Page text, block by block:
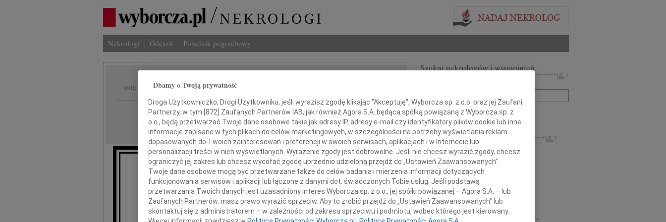
Nekrologi Odeszli Poradnik pogrzebowy
IMIĘ I NAZWISKO: Zdzisław Sznycer
REGION: Gdańsk
DATA EMISJI: 05.01.2012
Z głębokim żalem i poczuciem wielkiej straty
żegnamy naszego Przyjaciela
Szukaj nekrologów i wspomnień
+ szukanie zaawansowane
INNE NEKROLOGI
06.08.2026 Gdańsk
Drogi Piotrze Koleżanki i Koledzy z firmy...
05.08.2026
Nasze Koleżance Renacie Sęk w trudnych...
04.08.2026
Gdańsk
Panu Piotrowi Widzowi Radnemu Sejmiku...
Zofia Mazurek
03.08.2026
Naszej Koleżance Beacie Rumińskiej wyrazy...
Dbamy o Twoją prywatność
Droga Użytkowniczko, Drogi Użytkowniku, jeśli wyrazisz zgodę klikając "Akceptuję", Wyborcza sp. z o.o. oraz jej Zaufani
Partnerzy, w tym [ 872 ] Zaufanych Partnerów IAB, jak również Agora S.A. będąca spółką powiązaną z Wyborcza sp. z
o.o., będą przetwarzać Twoje dane osobowe takie jak adresy IP, adresy e-mail czy identyfikatory plików cookie lub inne
informacje zapisane w tych plikach do celów marketingowych, w szczególności na potrzeby wyświetlania reklam
dopasowanych do Twoich zainteresowań i preferencji w swoich serwisach, aplikacjach i w Internecie lub
personalizacji treści w nich wyświetlanych. Wyrażenie zgody jest dobrowolne. Jeśli nie chcesz wyrazić zgody, chcesz
ograniczyć jej zakres lub chcesz wycofać zgodę uprzednio udzieloną przejdź do „Ustawień Zaawansowanych”.
Twoje dane osobowe mogą być przetwarzane także do celów badania i mierzenia informacji dotyczących
funkcjonowania serwisów i aplikacji lub łączone z danymi dot. świadczonych Tobie usług. Jeśli podstawą
przetwarzania Twoich danych jest uzasadniony interes Wyborcza sp. z o.o., jej spółki powiązanej – Agora S.A. – lub
Zaufanych Partnerów, masz prawo wyrazić sprzeciw. Aby to zrobić przejdź do „Ustawień Zaawansowanych” lub
skontaktuj się z administratorem – w zależności od zakresu sprzeciwu i podmiotu, wobec którego jest kierowany.